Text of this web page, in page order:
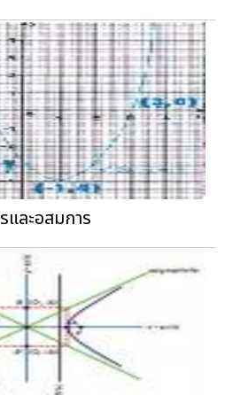
และอสมการ